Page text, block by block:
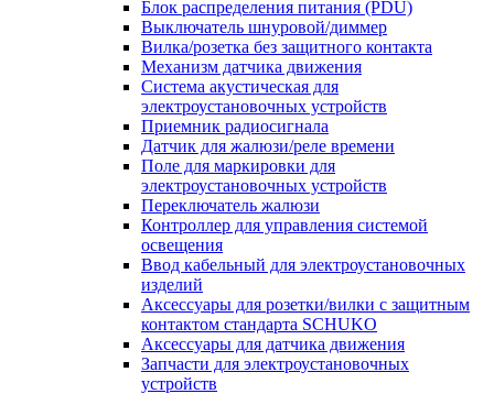
Блок распределения питания (PDU)
Выключатель шнуровой/диммер
Вилка/розетка без защитного контакта
Механизм датчика движения
Система акустическая для
электроустановочных устройств
Приемник радиосигнала
Датчик для жалюзи/реле времени
Поле для маркировки для
электроустановочных устройств
Переключатель жалюзи
Контроллер для управления системой
освещения
Ввод кабельный для электроустановочных
изделий
Аксессуары для розетки/вилки с защитным
контактом стандарта SCHUKO
Аксессуары для датчика движения
Запчасти для электроустановочных
устройств